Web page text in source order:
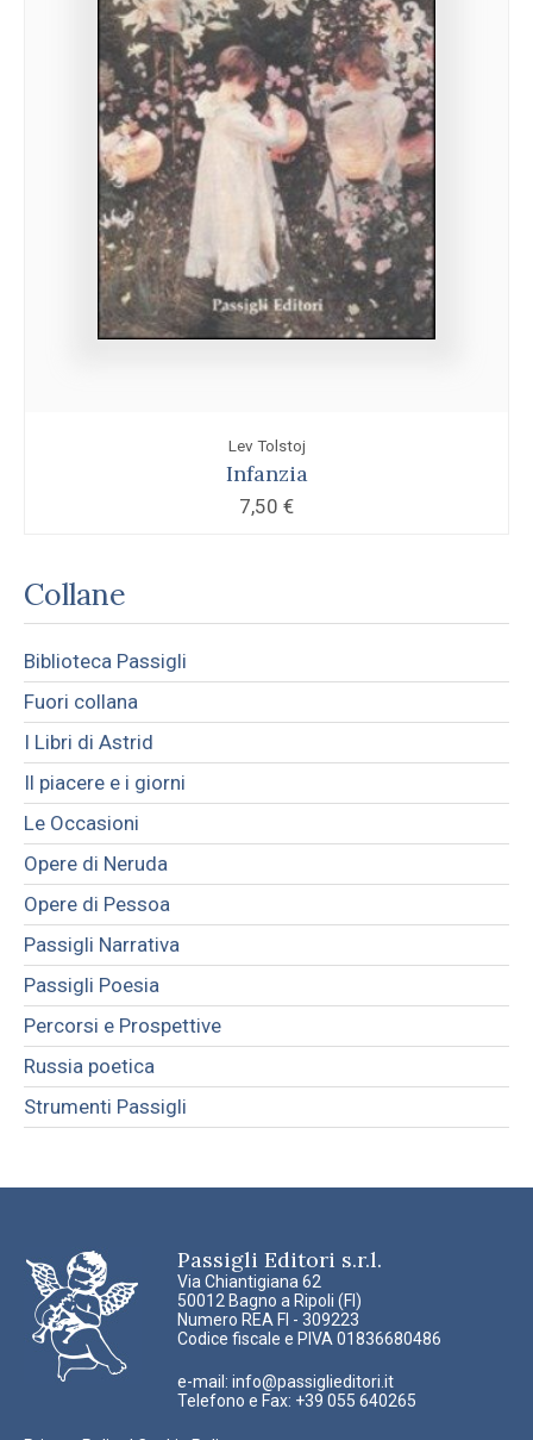
Lev Tolstoj
Infanzia
7,50 €
Collane
Biblioteca Passigli
Fuori collana
I Libri di Astrid
Il piacere e i giorni
Le Occasioni
Opere di Neruda
Opere di Pessoa
Passigli Narrativa
Passigli Poesia
Percorsi e Prospettive
Russia poetica
Strumenti Passigli
Passigli Editori s.r.l.
Via Chiantigiana 62
50012 Bagno a Ripoli (FI)
Numero REA FI - 309223
Codice fiscale e PIVA 01836680486
e-mail: info@passiglieditori.it
Telefono e Fax: +39 055 640265